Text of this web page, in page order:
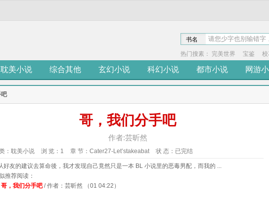
书名
热门搜素： 完美世界 宝鉴
耽美小说 综合其他 玄幻小说 科幻小说 都市小说 网游
哥，我们分手吧
作者:芸昕然
： 耽美小说 浏 览： 1 章 节： Cater27-Let’stakeabat 状 态： 已完结
好友的建议去算命後，我才发现自己竟然只是一本 BL 小说里的恶毒男配，而我的 ...
推荐阅读：
哥，我们分手吧/ 作者：芸昕然 （01 04:22）